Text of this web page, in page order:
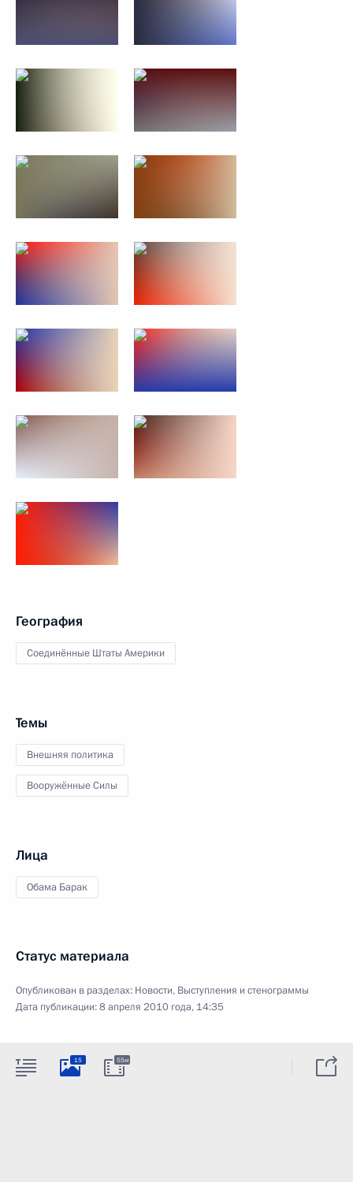
География
Соединённые Штаты Америки
Темы
Внешняя политика
Вооружённые Силы
Лица
Обама Барак
Статус материала
Опубликован в разделах: Новости, Выступления и стенограммы
Дата публикации:8 апреля 2010 года, 14:35
15 55м